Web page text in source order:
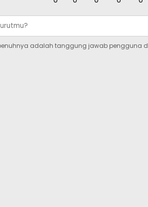
adalah tanggung jawab pengguna